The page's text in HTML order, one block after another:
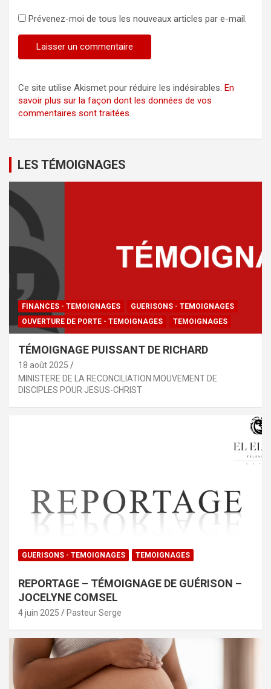
Prévenez-moi de tous les nouveaux articles par e-mail.
Ce site utilise Akismet pour réduire les indésirables. En
savoir plus sur la façon dont les données de vos
commentaires sont traitées.
LES TÉMOIGNAGES
FINANCES - TEMOIGNAGES
GUERISONS - TEMOIGNAGES
OUVERTURE DE PORTE - TEMOIGNAGES
TEMOIGNAGES
TÉMOIGNAGE PUISSANT DE RICHARD
18 août 2025
MINISTERE DE LA RECONCILIATION MOUVEMENT DE
DISCIPLES POUR JESUS-CHRIST
GUERISONS - TEMOIGNAGES TEMOIGNAGES
REPORTAGE – TÉMOIGNAGE DE GUÉRISON –
JOCELYNE COMSEL
4 juin 2025 Pasteur Serge